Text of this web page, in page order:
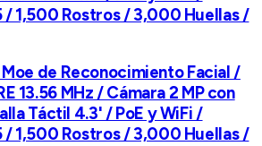
/ 1,500 Rostros / 3,000 Huellas /
de Reconocimiento Facial /
13.56 MHz / Cámara 2 MP con
Táctil 4.3' / PoE y WiFi /
/ 1,500 Rostros / 3,000 Huellas /